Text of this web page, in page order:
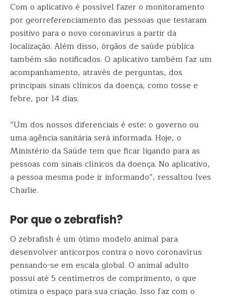
Com o aplicativo é possível fazer o monitoramento
por georreferenciamento das pessoas que testaram
positivo para o novo coronavírus a partir da
localização. Além disso, órgãos de saúde pública
também são notificados. O aplicativo também faz um
acompanhamento, através de perguntas, dos
principais sinais clínicos da doença, como tosse e
febre, por 14 dias.
“Um dos nossos diferenciais é este: o governo ou
uma agência sanitária será informada. Hoje, o
Ministério da Saúde tem que ficar ligando para as
pessoas com sinais clínicos da doença. No aplicativo,
a pessoa mesma pode ir informando”, ressaltou Ives
Charlie.
Por que o zebrafish?
O zebrafish é um ótimo modelo animal para
desenvolver anticorpos contra o novo coronavírus
pensando-se em escala global. O animal adulto
possui até 5 centímetros de comprimento, o que
otimiza o espaço para sua criação. Isso faz com o